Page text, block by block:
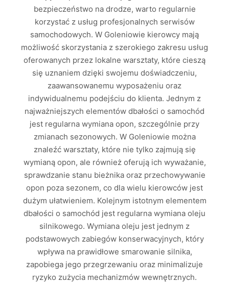
bezpieczeństwo na drodze, warto regularnie
korzystać z usług profesjonalnych serwisów
samochodowych. W Goleniowie kierowcy mają
możliwość skorzystania z szerokiego zakresu usług
oferowanych przez lokalne warsztaty, które cieszą
się uznaniem dzięki swojemu doświadczeniu,
zaawansowanemu wyposażeniu oraz
indywidualnemu podejściu do klienta. Jednym z
najważniejszych elementów dbałości o samochód
jest regularna wymiana opon, szczególnie przy
zmianach sezonowych. W Goleniowie można
znaleźć warsztaty, które nie tylko zajmują się
wymianą opon, ale również oferują ich wyważanie,
sprawdzanie stanu bieżnika oraz przechowywanie
opon poza sezonem, co dla wielu kierowców jest
dużym ułatwieniem. Kolejnym istotnym elementem
dbałości o samochód jest regularna wymiana oleju
silnikowego. Wymiana oleju jest jednym z
podstawowych zabiegów konserwacyjnych, który
wpływa na prawidłowe smarowanie silnika,
zapobiega jego przegrzewaniu oraz minimalizuje
ryzyko zużycia mechanizmów wewnętrznych.